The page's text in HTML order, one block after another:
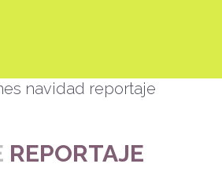
REPORTAJE